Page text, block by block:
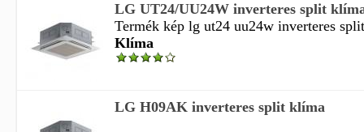
LG UT24/UU24W inverteres split
Termék kép lg ut24 uu24w inverteres
Klíma
LG H09AK inverteres split klíma